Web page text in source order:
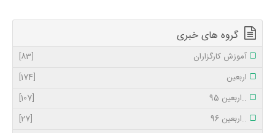
گروه های خبری
آموزش کارگزاران
[83]
اربعین
[174]
..اربعین 95
[107]
..اربعین 96
[27]